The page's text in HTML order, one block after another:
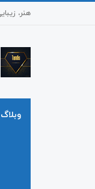
هنر،
وبلاگ